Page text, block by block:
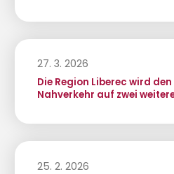
27. 3. 2026
Die Region Liberec wird
Nahverkehr auf zwei
25. 2. 2026